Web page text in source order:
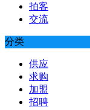
拍客
交流
分类
供应
求购
加盟
招聘